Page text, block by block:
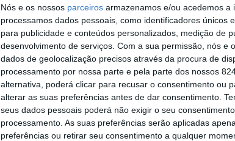
Nós e os nossos parceiros armazenamos e/ou acedemos a
processamos dados pessoais, como identificadores únicos
para publicidade e conteúdos personalizados, medição de
desenvolvimento de serviços. Com a sua permissão, nós e
dados de geolocalização precisos através da procura de
processamento por nossa parte e pela parte dos nossos
alternativa, poderá clicar para recusar o consentimento ou
alterar as suas preferências antes de dar consentimento.
seus dados pessoais poderá não exigir o seu
processamento. As suas preferências serão aplicadas
preferências ou retirar seu consentimento a qualquer
✞